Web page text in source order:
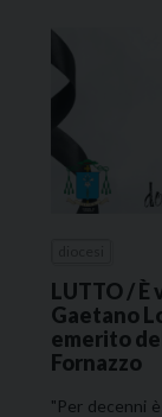
LUTTO / È
Gaetano
emerito
Fornazzo
"Per decenni